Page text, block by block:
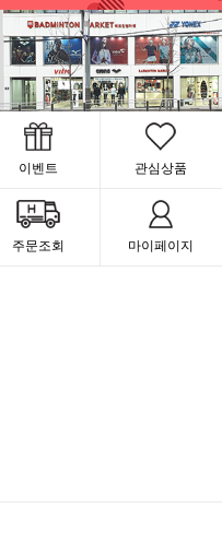
이벤트 관심상품
주문조회 마이페이지